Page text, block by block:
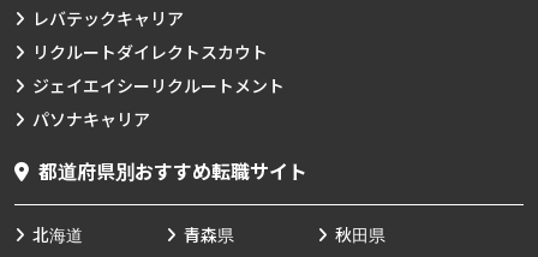
レバテックキャリア
リクルートダイレクトスカウト
ジェイエイシーリクルートメント
パソナキャリア
都道府県別おすすめ転職サイト
北海道 青森県
秋田県